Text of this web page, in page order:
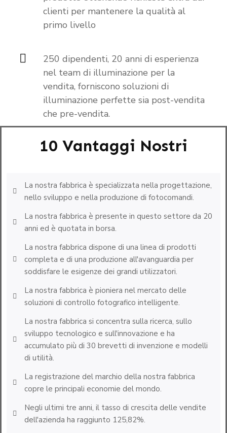
clienti per mantenere la qualità al
primo livello
250 dipendenti, 20 anni di esperienza
nel team di illuminazione per la
vendita, forniscono soluzioni di
illuminazione perfette sia post-vendita
che pre-vendita.
10 Vantaggi Nostri
La nostra fabbrica è specializzata nella progettazione,
nello sviluppo e nella produzione di fotocomandi.
La nostra fabbrica è presente in questo settore da 20
anni ed è quotata in borsa.
La nostra fabbrica dispone di una linea di prodotti
completa e di una produzione all'avanguardia per
soddisfare le esigenze dei grandi utilizzatori.
La nostra fabbrica è pioniera nel mercato delle
soluzioni di controllo fotografico intelligente.
La nostra fabbrica si concentra sulla ricerca, sullo
sviluppo tecnologico e sull'innovazione e ha
accumulato più di 30 brevetti di invenzione e modelli
di utilità.
La registrazione del marchio della nostra fabbrica
copre le principali economie del mondo.
Negli ultimi tre anni, il tasso di crescita delle vendite
dell'azienda ha raggiunto 125,82%.